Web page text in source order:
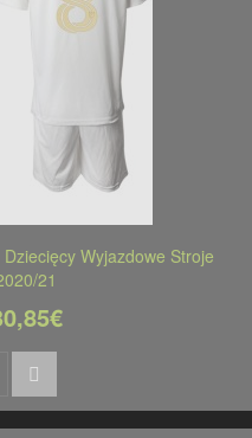
Wyjazdowe Stroje
21